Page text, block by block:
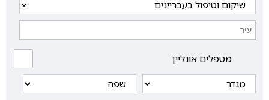
מטפלים אונליין